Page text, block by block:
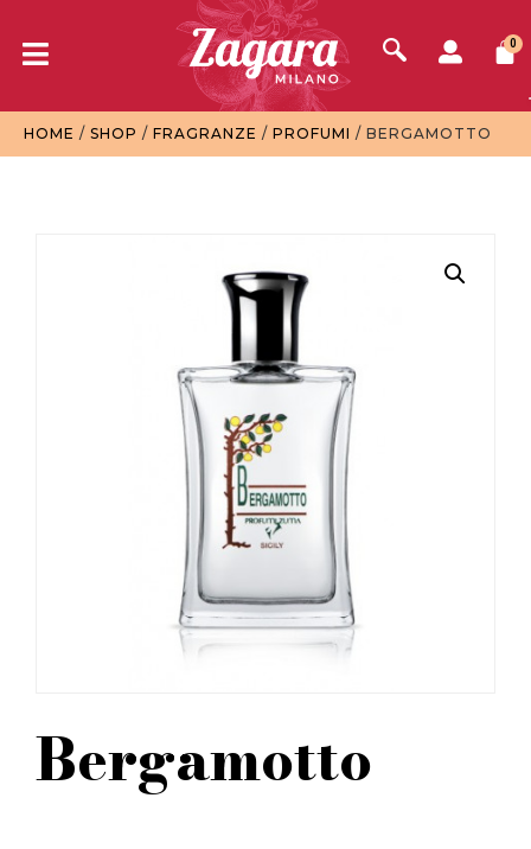
0
HOME / SHOP / FRAGRANZE / PROFUMI / BERGAMOTTO
Bergamotto